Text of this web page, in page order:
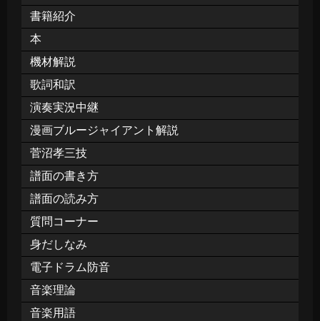
書籍紹介
本
機材解説
歌詞和訳
演奏実況中継
漫画ブルージャイアント解説
菅沼孝三技
譜面の書き方
譜面の読み方
質問コーナー
身だしなみ
電子ドラム防音
音楽理論
音楽用語